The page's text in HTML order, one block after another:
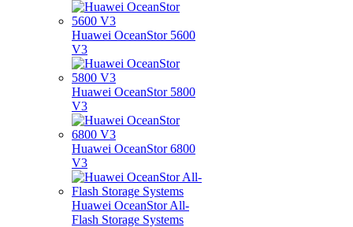
Huawei OceanStor 5600
V3
Huawei OceanStor 5800
V3
Huawei OceanStor 6800
V3
Huawei OceanStor All-
Flash Storage Systems